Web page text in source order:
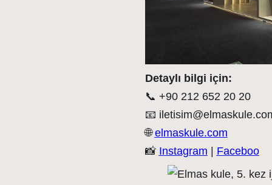
Detaylı bilgi için:
📞 +90 212 652 20 20
📧
🌐elmaskule.com
📸 Instagram Faceboo